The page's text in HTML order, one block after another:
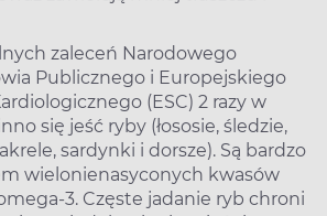
zaleceń Narodowego
Publicznego i Europejskiego
(ESC) 2 razy w
się jeść ryby (łososie, śledzie,
sardynki i dorsze). Są bardzo
wielonienasyconych kwasów
3. Częste jadanie ryb chroni